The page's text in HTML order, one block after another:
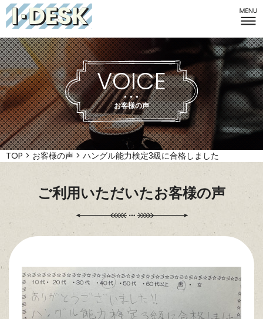
VOICE
お客様の声
TOP > お客様の声 > ハングル能力検定3級に合格しました
ご利用いただいたお客様の声